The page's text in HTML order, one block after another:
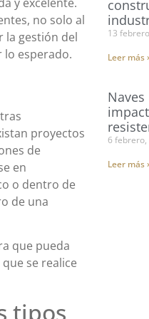
no solo al
la gestión del
lo esperado.
proyectos
de
en
o dentro de
de una
que pueda
se realice
tipos
13
Leer más
6 febrero,
Leer más